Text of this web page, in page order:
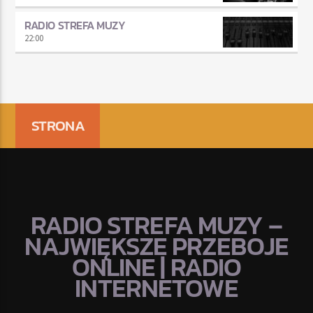
RADIO STREFA MUZY
22:00
STRONA
RADIO STREFA MUZY –
NAJWIĘKSZE PRZEBOJE
ONLINE | RADIO
INTERNETOWE